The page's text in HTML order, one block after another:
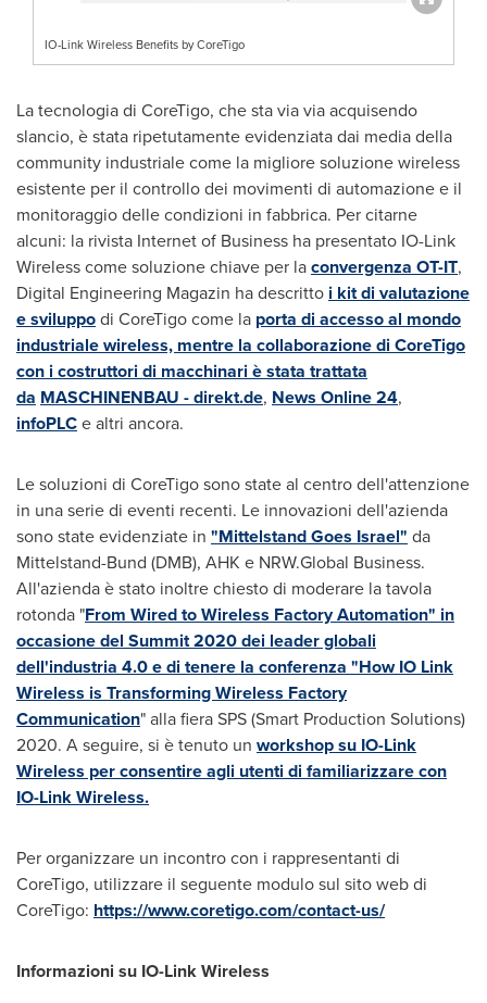
IO-Link Wireless Benefits by CoreTigo
La tecnologia di CoreTigo, che sta via via acquisendo
slancio, è stata ripetutamente evidenziata dai media della
community industriale come la migliore soluzione wireless
esistente per il controllo dei movimenti di automazione e il
monitoraggio delle condizioni in fabbrica. Per citarne
alcuni: la rivista Internet of Business ha presentato IO-Link
Wireless come soluzione chiave per laconvergenza OT-IT,
Digital Engineering Magazin ha descritto i kit di valutazione
e sviluppodi CoreTigo come la porta di accesso al mondo
industriale wireless, mentre la collaborazione di CoreTigo
con i costruttori di macchinari è stata trattata
da MASCHINENBAU - direkt.de, News Online 24,
infoPLCe altri ancora.
Le soluzioni di CoreTigo sono state al centro dell'attenzione
in una serie di eventi recenti. Le innovazioni dell'azienda
sono state evidenziate in "Mittelstand Goes Israel" da
Mittelstand-Bund (DMB), AHK e NRW.Global Business.
All'azienda è stato inoltre chiesto di moderare la tavola
rotonda "From Wired to Wireless Factory Automation" in
occasione del Summit 2020 dei leader globali
dell'industria 4.0 e di tenere la conferenza "How IO Link
Wireless is Transforming Wireless Factory
Communication" alla fiera SPS (Smart Production Solutions)
2020. A seguire, si è tenuto un workshop su IO-Link
Wireless per consentire agli utenti di familiarizzare con
IO-Link Wireless.
Per organizzare un incontro con i rappresentanti di
CoreTigo, utilizzare il seguente modulo sul sito web di
CoreTigo: https://www.coretigo.com/contact-us/
Informazioni su IO-Link Wireless